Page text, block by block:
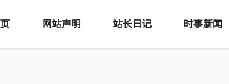
网站声明 站长日记 时事新闻